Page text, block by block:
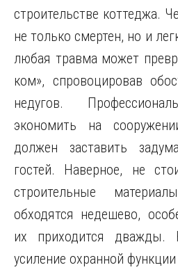
строительстве коттеджа.
не только смертен, но и
любая травма может
ком», спровоцировав
недугов.
экономить на
должен заставить
гостей. Наверное, не
строительные
обходятся недешево,
их приходится дважды.
усиление охранной